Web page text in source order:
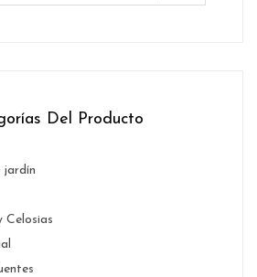
Del Producto
jardín
Celosias